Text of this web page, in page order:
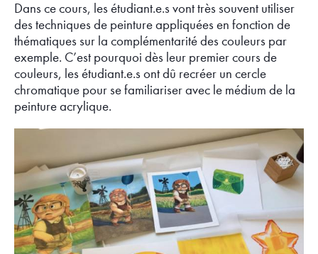
Dans ce cours, les étudiant.e.s vont très souvent utiliser
des techniques de peinture appliquées en fonction de
thématiques sur la complémentarité des couleurs par
exemple. C’est pourquoi dès leur premier cours de
couleurs, les étudiant.e.s ont dû recréer un cercle
chromatique pour se familiariser avec le médium de la
peinture acrylique.